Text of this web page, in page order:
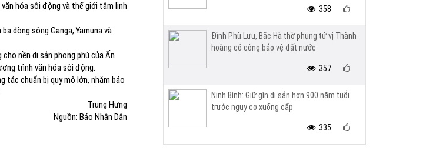
hóa sôi động và thế giới tâm linh
dòng sông Ganga, Yamuna và
nền di sản phong phú của Ấn
trình văn hóa sôi động.
tác chuẩn bị quy mô lớn, nhằm bảo
Trung Hưng
Nguồn: Báo Nhân Dân
358
Đình Phù Lưu, Bắc Hà thờ phụng tứ vị Thành
hoàng có công bảo vệ đất nước
357
Ninh Bình: Giữ gìn di sản hơn 900 năm tuổi
trước nguy cơ xuống cấp
335